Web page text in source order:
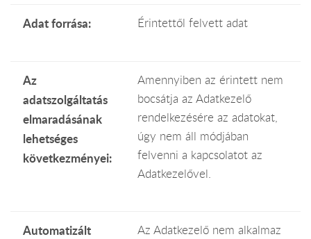
Adat forrása: Érintettől felvett adat
Az
adatszolgáltatás
elmaradásának
lehetséges
következményei:
Amennyiben az érintett nem
bocsátja az Adatkezelő
rendelkezésére az adatokat,
úgy nem áll módjában
felvenni a kapcsolatot az
Adatkezelővel.
Automatizált
Az Adatkezelő nem alkalmaz